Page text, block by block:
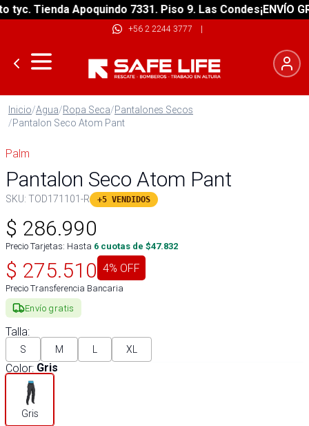
Tienda Apoquindo 7331. Piso 9. Las Condes¡ENVÍO
+56 2 2244 3777 |
Inicio/Agua/Ropa Seca/Pantalones Secos
/Pantalon Seco Atom Pant
Palm
Pantalon Seco Atom Pant
SKU: TOD171101-R +5 VENDIDOS
$ 286.990
Precio Tarjetas: Hasta 6 cuotas de $47.832
$ 275.510 4% OFF
Precio Transferencia Bancaria
Envío gratis
Talla:
S M L XL
Color: Gris
Gris